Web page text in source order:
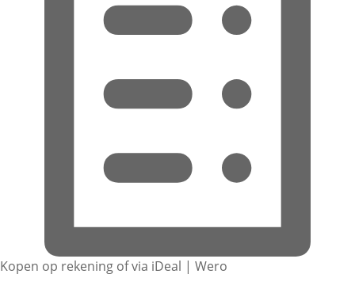
Kopen op rekening of via iDeal | Wero